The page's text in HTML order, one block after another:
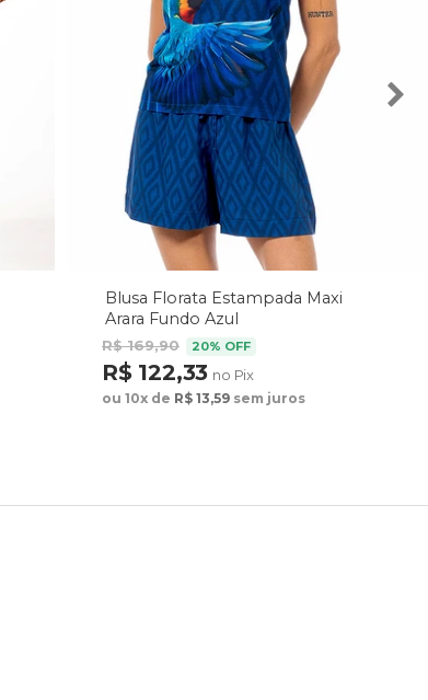
Blusa Florata Estampada Maxi
Arara Fundo Azul
R$ 169,90 20% OFF
R$ 122,33 no Pix
ou 10x de R$ 13,59 sem juros